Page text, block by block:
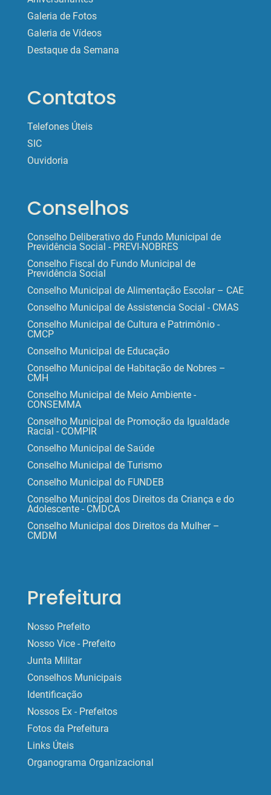
Galeria de Fotos
Galeria de Vídeos
Destaque da Semana
Contatos
Telefones Úteis
SIC
Ouvidoria
Conselhos
Conselho Deliberativo do Fundo Municipal de
Previdência Social - PREVI-NOBRES
Conselho Fiscal do Fundo Municipal de
Previdência Social
Conselho Municipal de Alimentação Escolar – CAE
Conselho Municipal de Assistencia Social - CMAS
Conselho Municipal de Cultura e Patrimônio -
CMCP
Conselho Municipal de Educação
Conselho Municipal de Habitação de Nobres –
CMH
Conselho Municipal de Meio Ambiente -
CONSEMMA
Conselho Municipal de Promoção da Igualdade
Racial - COMPIR
Conselho Municipal de Saúde
Conselho Municipal de Turismo
Conselho Municipal do FUNDEB
Conselho Municipal dos Direitos da Criança e do
Adolescente - CMDCA
Conselho Municipal dos Direitos da Mulher –
CMDM
Prefeitura
Nosso Prefeito
Nosso Vice - Prefeito
Junta Militar
Conselhos Municipais
Identificação
Nossos Ex - Prefeitos
Fotos da Prefeitura
Links Úteis
Organograma Organizacional